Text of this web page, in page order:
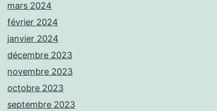
mars 2024
février 2024
janvier 2024
décembre 2023
novembre 2023
octobre 2023
septembre 2023